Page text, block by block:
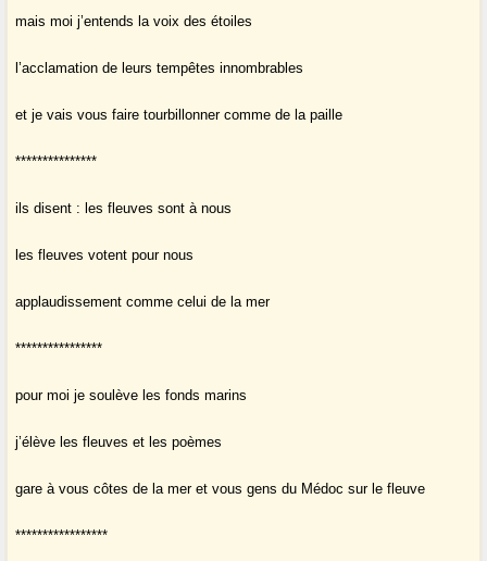
mais moi j’entends la voix des étoiles
l’acclamation de leurs tempêtes innombrables
et je vais vous faire tourbillonner comme de la paille
***************
ils disent : les fleuves sont à nous
les fleuves votent pour nous
applaudissement comme celui de la mer
****************
pour moi je soulève les fonds marins
j’élève les fleuves et les poèmes
gare à vous côtes de la mer et vous gens du Médoc sur le fleuve
*****************